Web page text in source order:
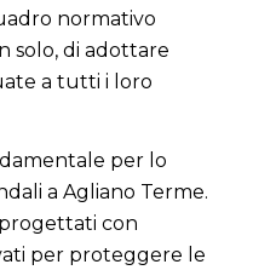
normativo
solo, di adottare
a tutti i loro
per lo
a Agliano Terme.
progettati con
per proteggere le